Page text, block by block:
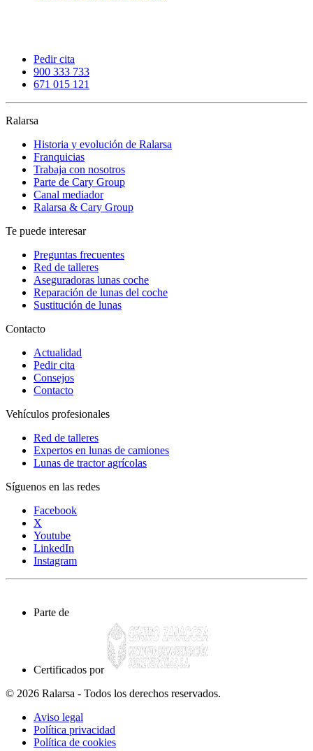
Pedir cita
900 333 733
671 015 121
Ralarsa
Historia y evolución de Ralarsa
Franquicias
Trabaja con nosotros
Parte de Cary Group
Canal mediador
Ralarsa & Cary Group
Te puede interesar
Preguntas frecuentes
Red de talleres
Aseguradoras lunas coche
Reparación de lunas del coche
Sustitución de lunas
Contacto
Actualidad
Pedir cita
Consejos
Contacto
Vehículos profesionales
Red de talleres
Expertos en lunas de camiones
Lunas de tractor agrícolas
Síguenos en las redes
Facebook
X
Youtube
LinkedIn
Instagram
Parte de
Certificados por
© 2026 Ralarsa - Todos los derechos reservados.
Aviso legal
Política privacidad
Política de cookies